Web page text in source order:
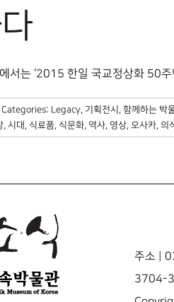
서는 ‘2015 한일 국교정상화 50주
Categories: Legacy, 기획전시 , 함께하는 박
, 시대 , 식료품, 식문화, 역사, 영상, 오사카, 의
주소 |
3704-